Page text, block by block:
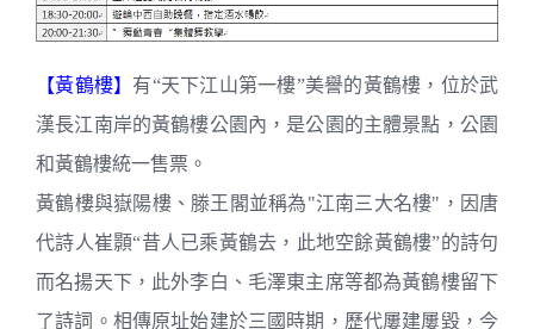
【黃鶴樓】 有“天下江山第一樓”美譽的黃鶴樓，位於武
漢長江南岸的黃鶴樓公園內，是公園的主體景點，公園
和黃鶴樓統一售票。
黃鶴樓與嶽陽樓、滕王閣並稱為"江南三大名樓"，因唐
代詩人崔顥“昔人已乘黃鶴去，此地空餘黃鶴樓”的詩句
而名揚天下，此外李白、毛澤東主席等都為黃鶴樓留下
了詩詞。相傳原址始建於三國時期，歷代屢建屢毀，今